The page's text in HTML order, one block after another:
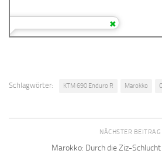
Schlagwörter: KTM 690 Enduro R Marokko
NÄCHSTER BEITRAG
Marokko: Durch die Ziz-